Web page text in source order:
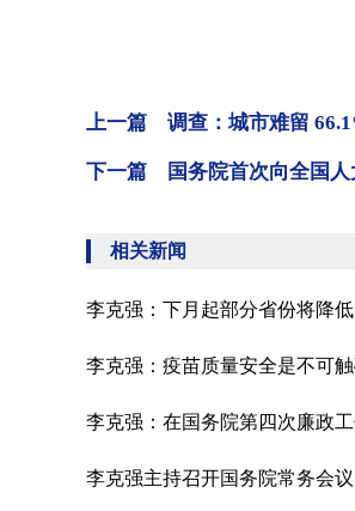
上一篇 调查：城市难留
下一篇 国务院首次向全国人
相关新闻
李克强：下月起部分省份将降
李克强：疫苗质量安全是不可
李克强：在国务院第四次廉政
李克强主持召开国务院常务会议